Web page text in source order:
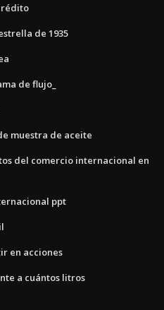
de 1935
de flujo_
muestra de aceite
del comercio internacional en
ppt
en acciones
a cuántos litros